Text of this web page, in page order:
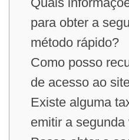
para obter a
método rápido?
Como posso
de acesso ao
Existe alguma
emitir a